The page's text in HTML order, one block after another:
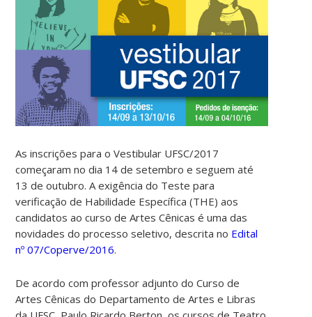
As inscrições para o Vestibular UFSC/2017
começaram no dia 14 de setembro e seguem até
13 de outubro. A exigência do Teste para
verificação de Habilidade Específica (THE) aos
candidatos ao curso de Artes Cênicas é uma das
novidades do processo seletivo, descrita no Edital
nº 07/Coperve/2016.
De acordo com professor adjunto do Curso de
Artes Cênicas do Departamento de Artes e Libras